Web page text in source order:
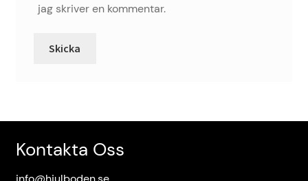
jag skriver en kommentar.
Kontakta Oss